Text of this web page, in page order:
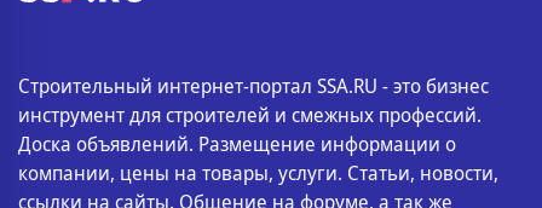
Строительный интернет-портал SSA.RU - это бизнес
инструмент для строителей и смежных профессий.
Доска объявлений. Размещение информации о
компании, цены на товары, услуги. Статьи, новости,
ссылки на сайты. Общение на форуме, а так же